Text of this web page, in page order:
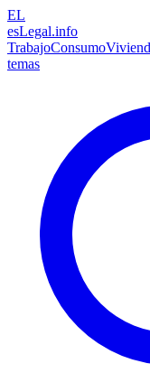
EL
esLegal.info
TrabajoConsumo
temas